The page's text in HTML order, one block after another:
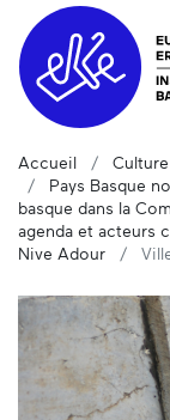
Accueil
Pays Basque
basque dans la
agenda et acteurs
Nive Adour